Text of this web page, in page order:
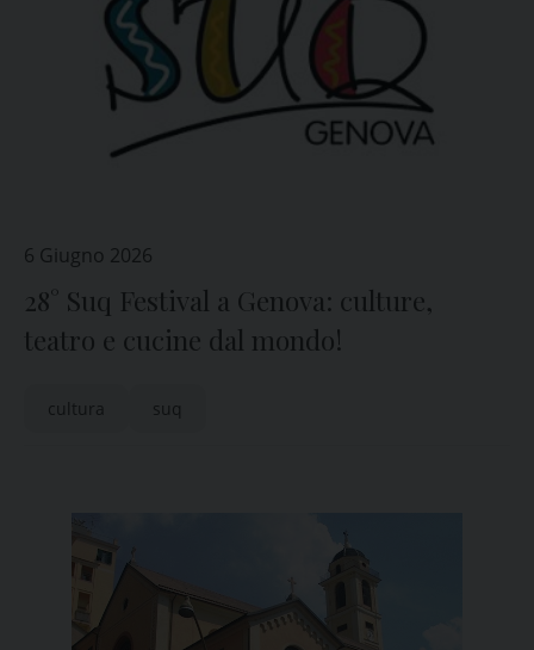
6 Giugno 2026
28° Suq Festival a Genova: culture,
teatro e cucine dal mondo!
cultura suq